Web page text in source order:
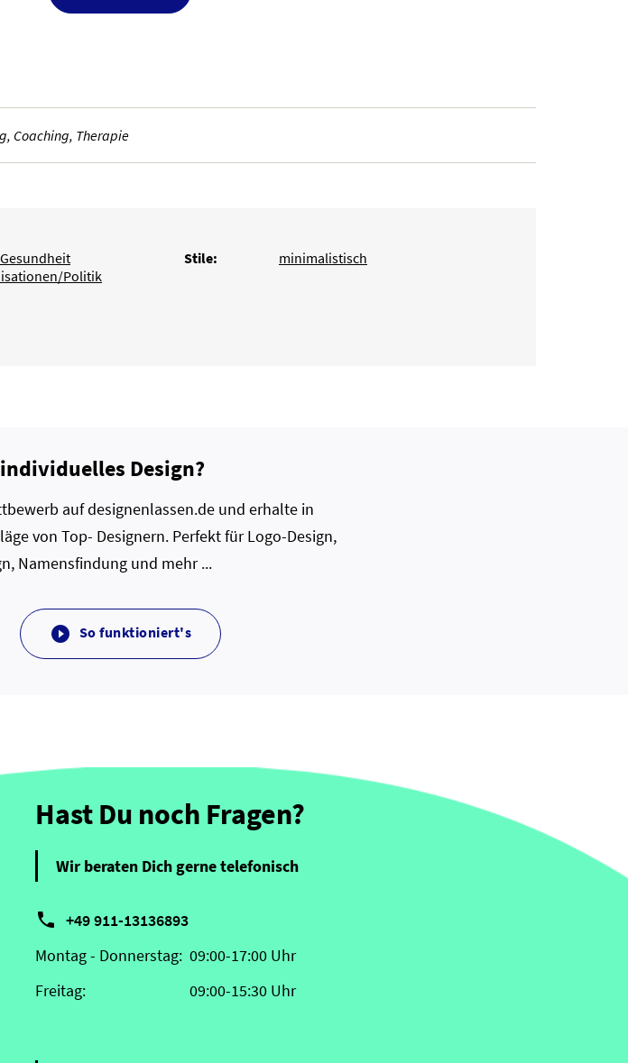
Coaching, Therapie
Politik
Stile: minimalistisch
Design?
auf designenlassen.de und erhalte in
von Top- Designern. Perfekt für Logo-Design,
Namensfindung und mehr ...
 So funktioniert's
Hast Du noch Fragen?
Wir beraten Dich gerne telefonisch
 +49 911-13136893
Montag - Donnerstag:
Freitag:
09:00-17:00 Uhr
09:00-15:30 Uhr